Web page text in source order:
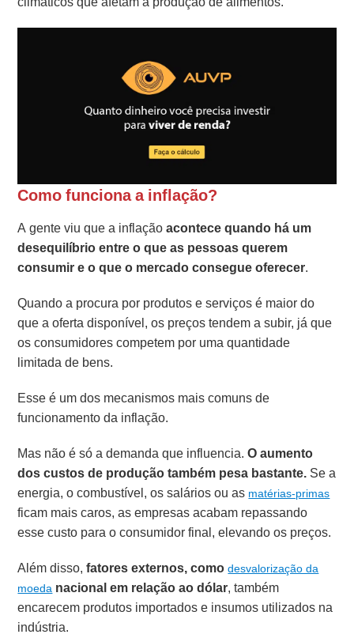
Como funciona a inflação?
A gente viu que a inflaçãoacontece quando há um
desequilíbrio entre o que as pessoas querem
consumir e o que o mercado consegue oferecer.
Quando a procura por produtos e serviços é maior do
que a oferta disponível, os preços tendem a subir, já que
os consumidores competem por uma quantidade
limitada de bens.
Esse é um dos mecanismos mais comuns de
funcionamento da inflação.
Mas não é só a demanda que influencia.O aumento
dos custos de produção também pesa bastante. Se a
energia, o combustível, os salários ou as matérias-primas
ficam mais caros, as empresas acabam repassando
esse custo para o consumidor final, elevando os preços.
Além disso,fatores externos, comodesvalorização da
moeda nacional em relação ao dólar, também
encarecem produtos importados e insumos utilizados na
indústria.